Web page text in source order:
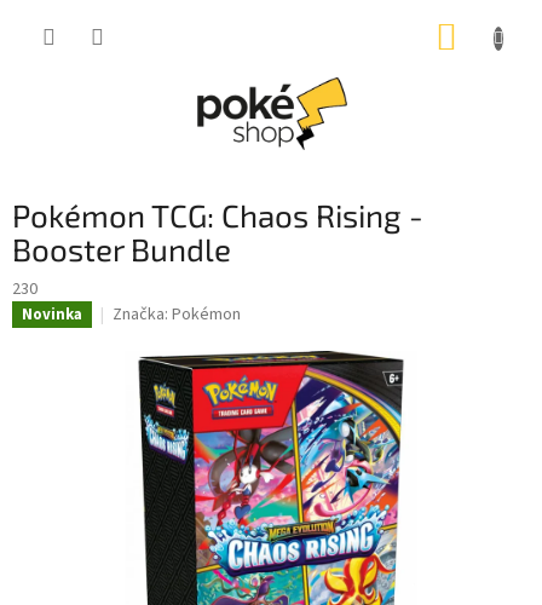
Pokémon TCG: Chaos Rising -
Booster Bundle
230
Novinka Značka: Pokémon